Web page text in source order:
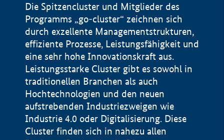
Die Spitzencluster und Mitglieder des
Programms „go-cluster“ zeichnen sich
durch exzellente Managementstrukturen,
effiziente Prozesse, Leistungsfähigkeit und
eine sehr hohe Innovationskraft aus.
Leistungsstarke Cluster gibt es sowohl in
traditionellen Branchen als auch
Hochtechnologien und den neuen
aufstrebenden Industriezweigen wie
Industrie 4.0 oder Digitalisierung. Diese
Cluster finden sich in nahezu allen